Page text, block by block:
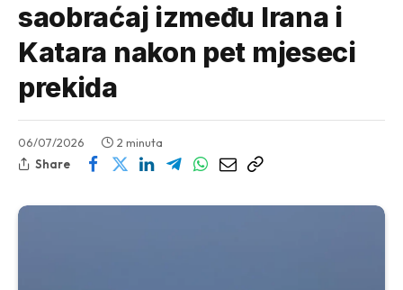
saobraćaj između Irana i
Katara nakon pet mjeseci
prekida
06/07/2026
2 minuta
Share